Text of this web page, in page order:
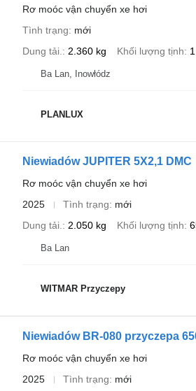
Rơ moóc vận chuyển xe hơi
Tình trạng
mới
Dung tải.
2.360 kg Khối lượng tịnh
Ba Lan, Inowłódz
PLANLUX
Niewiadów JUPITER 5X2,1 DMC
Rơ moóc vận chuyển xe hơi
2025
Tình trạng
mới
Dung tải.
2.050 kg Khối lượng tịnh
Ba Lan
WITMAR Przyczepy
Niewiadów BR-080 przyczepa
Rơ moóc vận chuyển xe hơi
2025
Tình trạng
mới